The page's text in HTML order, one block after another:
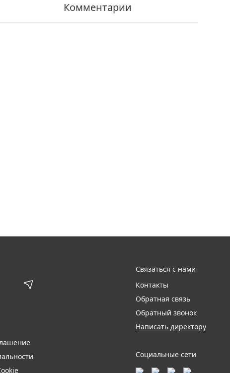
Комментарии
Связаться с нами
Контакты
Обратная связь
Обратный звонок
Написать директору
Социальные сети